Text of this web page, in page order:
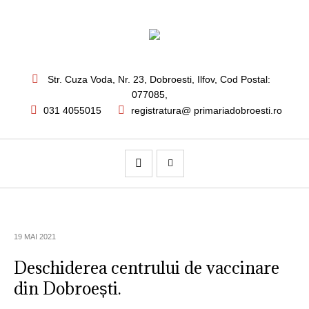
Str. Cuza Voda, Nr. 23 Dobroesti, Ilfov, Cod Postal:
077085,
031 4055015
registratura@ primariadobroesti.ro
19 MAI 2021
Deschiderea centrului de vaccinare
din Dobroești.